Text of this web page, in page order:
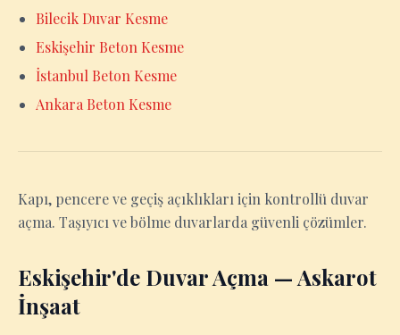
Bilecik Duvar Kesme
Eskişehir Beton Kesme
İstanbul Beton Kesme
Ankara Beton Kesme
Kapı, pencere ve geçiş açıklıkları için kontrollü duvar
açma. Taşıyıcı ve bölme duvarlarda güvenli çözümler.
Eskişehir'de Duvar Açma — Askarot
İnşaat